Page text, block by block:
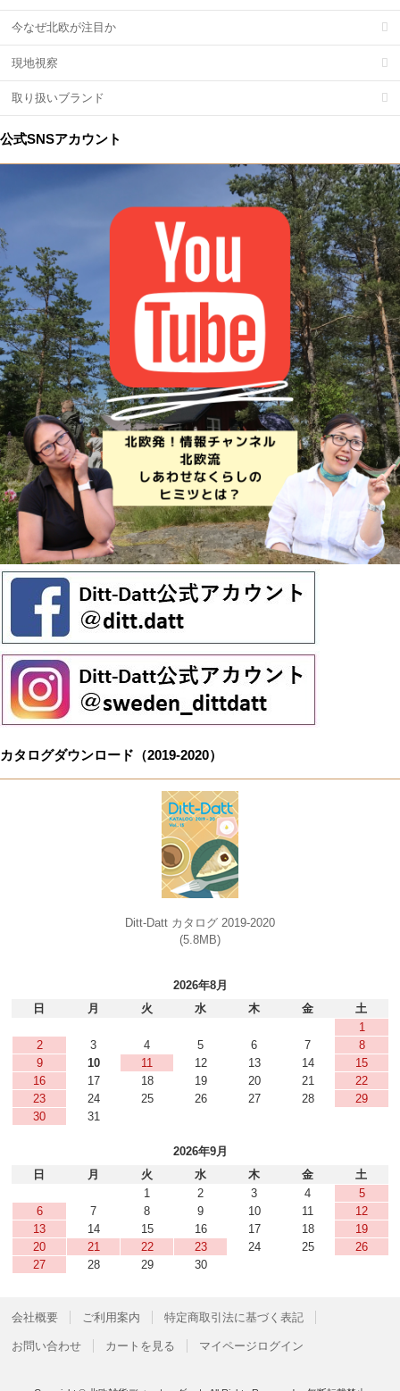
今なぜ北欧が注目か
現地視察
取り扱いブランド
公式SNSアカウント
カタログダウンロード（2019-2020）
Ditt-Datt カタログ 2019-2020
(5.8MB)
2026年8月
日
月 火 水 木 金
土
1
2
3 4 5 6 7
8
9
10 11 12 13 14
15
16
17 18 19 20 21
22
23
24 25 26 27 28
29
30
31
2026年9月
日
月 火 水 木 金
土
1
2 3 4
5
6
7 8 9 10 11
12
13
14 15 16 17 18
19
20
21 22 23 24 25
26
27
28 29 30
会社概要 ご利用案内 特定商取引法に基づく表記
お問い合わせ カートを見る マイページログイン